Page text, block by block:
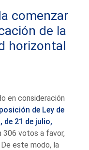
comenzar
de la
horizontal
en consideración
de Ley de
de 21 de julio,
306 votos a favor,
este modo, la